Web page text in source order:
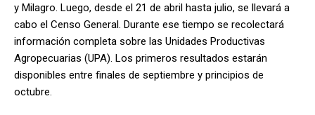
y Milagro. Luego, desde el 21 de abril hasta julio, se llevará a
cabo el Censo General. Durante ese tiempo se recolectará
información completa sobre las Unidades Productivas
Agropecuarias (UPA). Los primeros resultados estarán
disponibles entre finales de septiembre y principios de
octubre.